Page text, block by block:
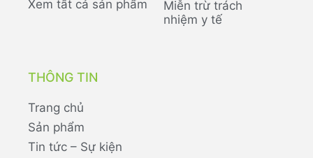
Xem tất cả sản phẩm
Miễn trừ trách
nhiệm y tế
THÔNG TIN
Trang chủ
Sản phẩm
Tin tức – Sự kiện